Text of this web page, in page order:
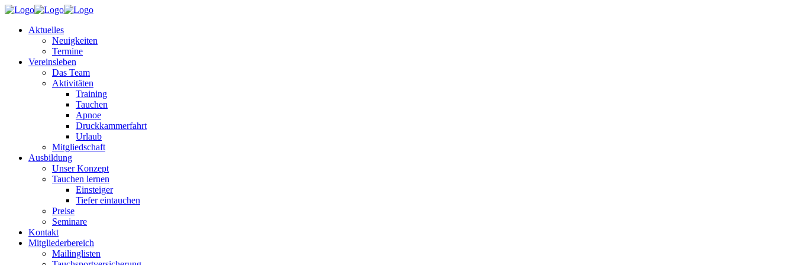
Aktuelles
Neuigkeiten
Termine
Vereinsleben
Das Team
Aktivitäten
Training
Tauchen
Apnoe
Druckkammerfahrt
Urlaub
Mitgliedschaft
Ausbildung
Unser Konzept
Tauchen lernen
Einsteiger
Tiefer eintauchen
Preise
Seminare
Kontakt
Mitgliederbereich
Mailinglisten